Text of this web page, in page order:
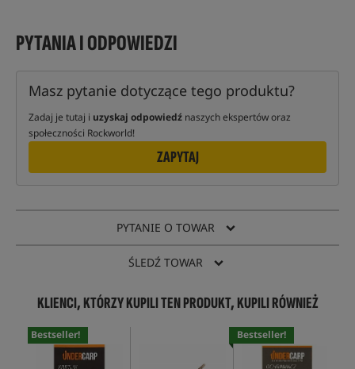
PYTANIA I ODPOWIEDZI
Masz pytanie dotyczące tego produktu?
Zadaj je tutaj i uzyskaj odpowiedź naszych ekspertów oraz
społeczności Rockworld!
ZAPYTAJ
PYTANIE O TOWAR
ŚLEDŹ TOWAR
KLIENCI, KTÓRZY KUPILI TEN PRODUKT, KUPILI RÓWNIEŻ
Bestseller! Bestseller!